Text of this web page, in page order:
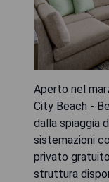
Aperto nel
City Beach -
dalla spiaggia
sistemazioni
privato
struttura